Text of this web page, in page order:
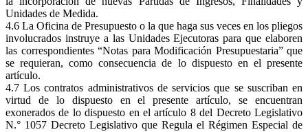
Unidades de Medida.
4.6 La Oficina de Presupuesto o la que haga sus veces en los pliegos
involucrados instruye a las Unidades Ejecutoras para que elaboren
las correspondientes “Notas para Modificación Presupuestaria” que
se requieran, como consecuencia de lo dispuesto en el presente
artículo.
4.7 Los contratos administrativos de servicios que se suscriban en
virtud de lo dispuesto en el presente artículo, se encuentran
exonerados de lo dispuesto en el artículo 8 del Decreto Legislativo
N.° 1057 Decreto Legislativo que Regula el Régimen Especial de